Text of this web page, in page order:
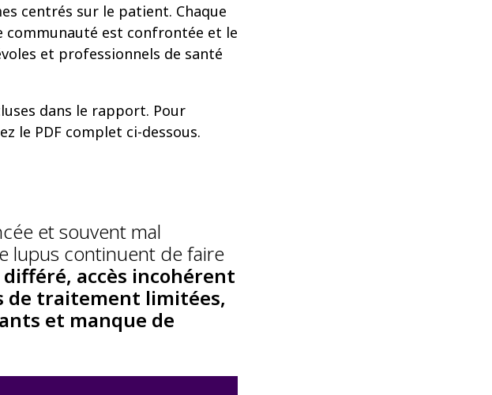
centrés sur le patient. Chaque
communauté est confrontée et le
et professionnels de santé
dans le rapport. Pour
le PDF complet ci-dessous.
et souvent mal
lupus continuent de faire
accès incohérent
de traitement limitées,
et manque de